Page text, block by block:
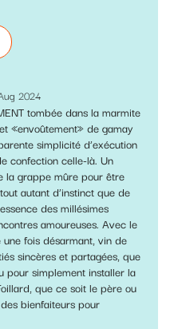
2024
tombée dans la marmite
«envoûtement» de gamay
simplicité d’exécution
confection celle-là. Un
la grappe mûre pour être
autant d’instinct que de
des millésimes
amoureuses. Avec le
une fois désarmant, vin de
sincères et partagées, que
pour simplement installer la
que ce soit le père ou
bienfaiteurs pour